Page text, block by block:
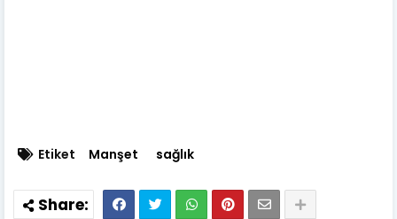
Etiket Manşet sağlık